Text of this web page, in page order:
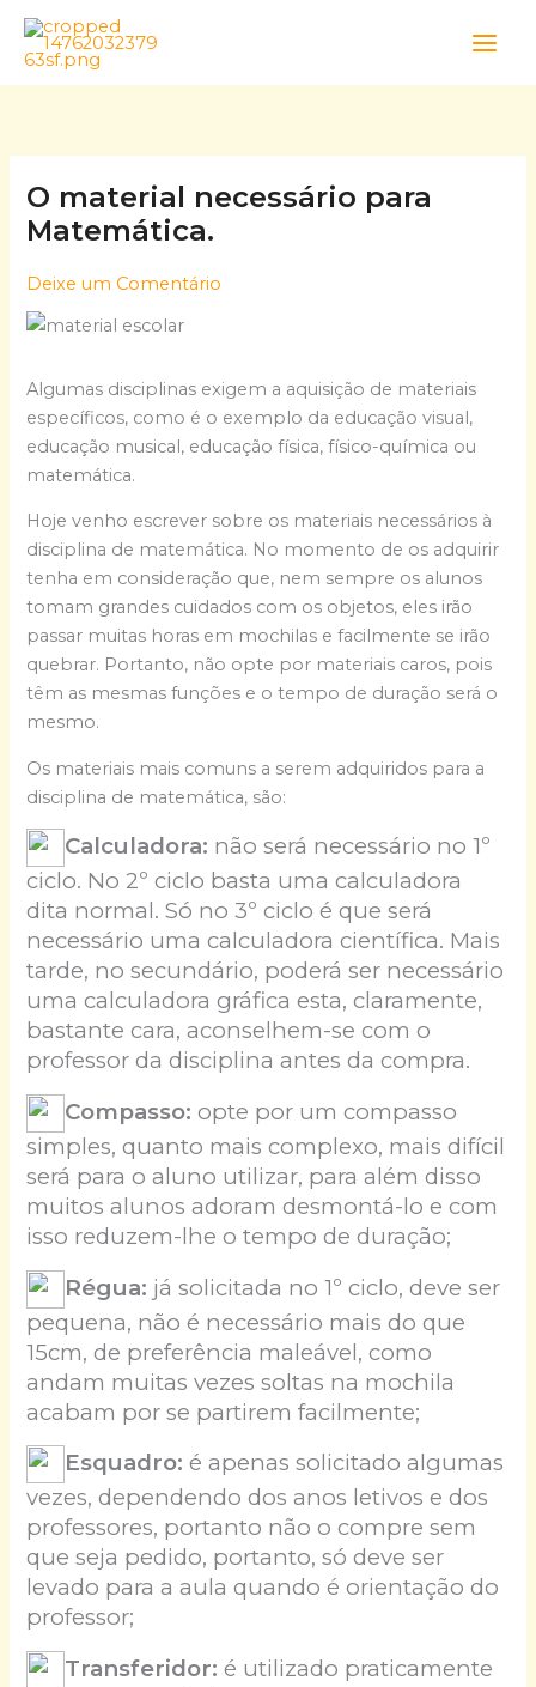
Skip
content
O material necessário para
Matemática.
Deixe um Comentário
Algumas disciplinas exigem a aquisição de materiais
específicos, como é o exemplo da educação visual,
educação musical, educação física, físico-química ou
matemática.
Hoje venho escrever sobre os materiais necessários à
disciplina de matemática. No momento de os adquirir
tenha em consideração que, nem sempre os alunos
tomam grandes cuidados com os objetos, eles irão
passar muitas horas em mochilas e facilmente se irão
quebrar. Portanto, não opte por materiais caros, pois
têm as mesmas funções e o tempo de duração será o
mesmo.
Os materiais mais comuns a serem adquiridos para a
disciplina de matemática, são:
Calculadora: não será necessário no 1º
ciclo. No 2º ciclo basta uma calculadora
dita normal. Só no 3º ciclo é que será
necessário uma calculadora científica. Mais
tarde, no secundário, poderá ser necessário
uma calculadora gráfica esta, claramente,
bastante cara, aconselhem-se com o
professor da disciplina antes da compra.
Compasso: opte por um compasso
simples, quanto mais complexo, mais difícil
será para o aluno utilizar, para além disso
muitos alunos adoram desmontá-lo e com
isso reduzem-lhe o tempo de duração;
Régua: já solicitada no 1º ciclo, deve ser
pequena, não é necessário mais do que
15cm, de preferência maleável, como
andam muitas vezes soltas na mochila
acabam por se partirem facilmente;
Esquadro: é apenas solicitado algumas
vezes, dependendo dos anos letivos e dos
professores, portanto não o compre sem
que seja pedido, portanto, só deve ser
levado para a aula quando é orientação do
professor;
Transferidor:é utilizado praticamente